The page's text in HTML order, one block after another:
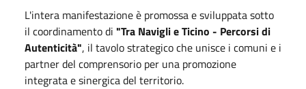
L'intera manifestazione è promossa e sviluppata sotto
il coordinamento di "Tra Navigli e Ticino - Percorsi di
Autenticità", il tavolo strategico che unisce i comuni e i
partner del comprensorio per una promozione
integrata e sinergica del territorio.